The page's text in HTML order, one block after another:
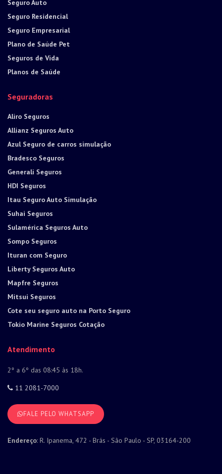
Seguro Auto
Seguro Residencial
Seguro Empresarial
Plano de Saúde Pet
Seguros de Vida
Planos de Saúde
Seguradoras
Aliro Seguros
Allianz Seguros Auto
Azul Seguro de carros simulação
Bradesco Seguros
Generali Seguros
HDI Seguros
Itau Seguro Auto Simulação
Suhai Seguros
Sulamérica Seguros Auto
Sompo Seguros
Ituran com Seguro
Liberty Seguros Auto
Mapfre Seguros
Mitsui Seguros
Cote seu seguro auto na Porto Seguro
Tokio Marine Seguros Cotação
Atendimento
2º a 6º das 08:45 às 18h.
11 2081-7000
FALE PELO WHATSAPP
Endereço: R. Ipanema, 472 - Brás - São Paulo - SP, 03164-200